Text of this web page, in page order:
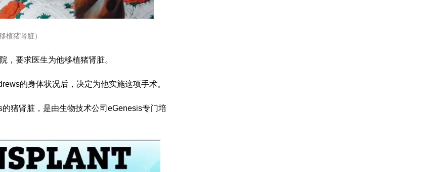
植猪肾脏）
，要求医生为他移植猪肾脏。
的身体状况后，决定为他实施这项手术。
猪肾脏，是由生物技术公司eGenesis专门培